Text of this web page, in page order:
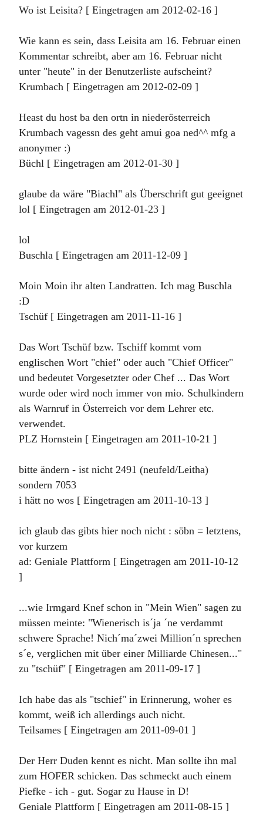
Wo ist Leisita? [ Eingetragen am 2012-02-16 ]
Wie kann es sein, dass Leisita am 16. Februar einen
Kommentar schreibt, aber am 16. Februar nicht
unter "heute" in der Benutzerliste aufscheint?
Krumbach [ Eingetragen am 2012-02-09 ]
Heast du host ba den ortn in niederösterreich
Krumbach vagessn des geht amui goa ned^^ mfg a
anonymer :)
Büchl [ Eingetragen am 2012-01-30 ]
glaube da wäre "Biachl" als Überschrift gut geeignet
lol [ Eingetragen am 2012-01-23 ]
lol
Buschla [ Eingetragen am 2011-12-09 ]
Moin Moin ihr alten Landratten. Ich mag Buschla
:D
Tschüf [ Eingetragen am 2011-11-16 ]
Das Wort Tschüf bzw. Tschiff kommt vom
englischen Wort "chief" oder auch "Chief Officer"
und bedeutet Vorgesetzter oder Chef ... Das Wort
wurde oder wird noch immer von mio. Schulkindern
als Warnruf in Österreich vor dem Lehrer etc.
verwendet.
PLZ Hornstein [ Eingetragen am 2011-10-21 ]
bitte ändern - ist nicht 2491 (neufeld/Leitha)
sondern 7053
i hätt no wos [ Eingetragen am 2011-10-13 ]
ich glaub das gibts hier noch nicht : söbn = letztens,
vor kurzem
ad: Geniale Plattform [ Eingetragen am 2011-10-12
]
...wie Irmgard Knef schon in "Mein Wien" sagen zu
müssen meinte: "Wienerisch is´ja ´ne verdammt
schwere Sprache! Nich´ma´zwei Million´n sprechen
s´e, verglichen mit über einer Milliarde Chinesen..."
zu "tschüf" [ Eingetragen am 2011-09-17 ]
Ich habe das als "tschief" in Erinnerung, woher es
kommt, weiß ich allerdings auch nicht.
Teilsames [ Eingetragen am 2011-09-01 ]
Der Herr Duden kennt es nicht. Man sollte ihn mal
zum HOFER schicken. Das schmeckt auch einem
Piefke - ich - gut. Sogar zu Hause in D!
Geniale Plattform [ Eingetragen am 2011-08-15 ]